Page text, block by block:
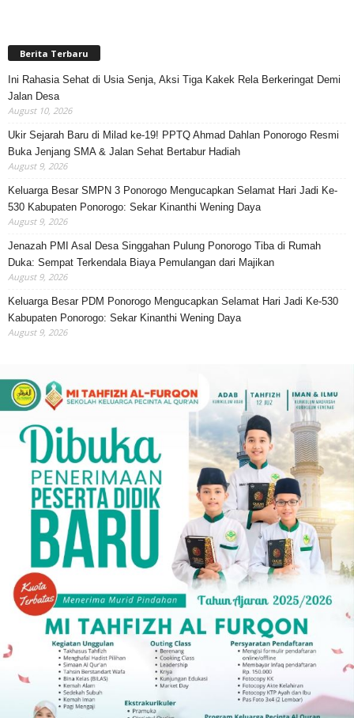
Berita Terbaru
Ini Rahasia Sehat di Usia Senja, Aksi Tiga Kakek Rela Berkeringat Demi
Jalan Desa
August 10, 2026
Ukir Sejarah Baru di Milad ke-19! PPTQ Ahmad Dahlan Ponorogo Resmi
Buka Jenjang SMA & Jalan Sehat Bertabur Hadiah
August 9, 2026
Keluarga Besar SMPN 3 Ponorogo Mengucapkan Selamat Hari Jadi Ke-
530 Kabupaten Ponorogo: Sekar Kinanthi Wening Daya
August 9, 2026
Jenazah PMI Asal Desa Singgahan Pulung Ponorogo Tiba di Rumah
Duka: Sempat Terkendala Biaya Pemulangan dari Majikan
August 9, 2026
Keluarga Besar PDM Ponorogo Mengucapkan Selamat Hari Jadi Ke-530
Kabupaten Ponorogo: Sekar Kinanthi Wening Daya
August 9, 2026